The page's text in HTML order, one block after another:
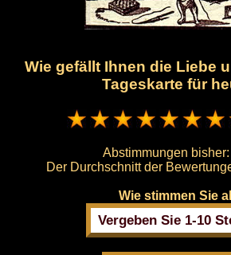
Wie gefällt Ihnen die Liebe
Tageskarte für
Abstimmungen bisher:
Der Durchschnitt der
Wie stimmen Sie